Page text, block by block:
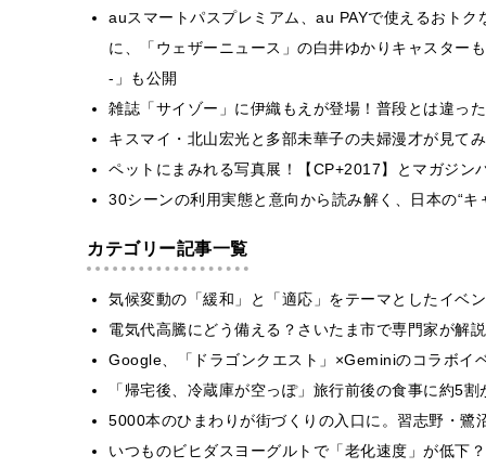
auスマートパスプレミアム、au PAYで使えるおト
に、「ウェザーニュース」の白井ゆかりキャスター
-」も公開
雑誌「サイゾー」に伊織もえが登場！普段とは違っ
キスマイ・北山宏光と多部未華子の夫婦漫才が見て
ペットにまみれる写真展！【CP+2017】とマガジン
30シーンの利用実態と意向から読み解く、日本の“
カテゴリー記事一覧
気候変動の「緩和」と「適応」をテーマとしたイベ
電気代高騰にどう備える？さいたま市で専門家が解
Google、「ドラゴンクエスト」×Geminiのコラボイ
「帰宅後、冷蔵庫が空っぽ」旅行前後の食事に約5
5000本のひまわりが街づくりの入口に。習志野・
いつものビヒダスヨーグルトで「老化速度」が低